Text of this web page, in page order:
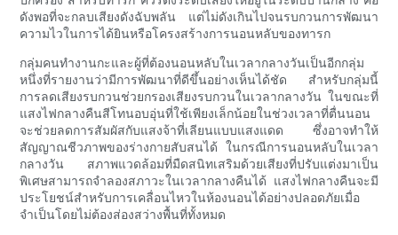
ดังพอที่จะกลบเสียงดังฉับพลัน แต่ไม่ดังเกินไปจนรบกวนการพัฒนา
ความไวในการได้ยินหรือโครงสร้างการนอนหลับของทารก
กลุ่มคนทำงานกะและผู้ที่ต้องนอนหลับในเวลากลางวันเป็นอีกกลุ่ม
หนึ่งที่รายงานว่ามีการพัฒนาที่ดีขึ้นอย่างเห็นได้ชัด สำหรับกลุ่มนี้
การลดเสียงรบกวนช่วยกรองเสียงรบกวนในเวลากลางวัน ในขณะที่
แสงไฟกลางคืนสีโทนอบอุ่นที่ใช้เพียงเล็กน้อยในช่วงเวลาที่ตื่นนอน
จะช่วยลดการสัมผัสกับแสงจ้าที่เลียนแบบแสงแดด ซึ่งอาจทำให้
สัญญาณชีวภาพของร่างกายสับสนได้ ในกรณีการนอนหลับในเวลา
กลางวัน สภาพแวดล้อมที่มืดสนิทเสริมด้วยเสียงที่ปรับแต่งมาเป็น
พิเศษสามารถจำลองสภาวะในเวลากลางคืนได้ แสงไฟกลางคืนจะมี
ประโยชน์สำหรับการเคลื่อนไหวในห้องนอนได้อย่างปลอดภัยเมื่อ
จำเป็นโดยไม่ต้องส่องสว่างพื้นที่ทั้งหมด